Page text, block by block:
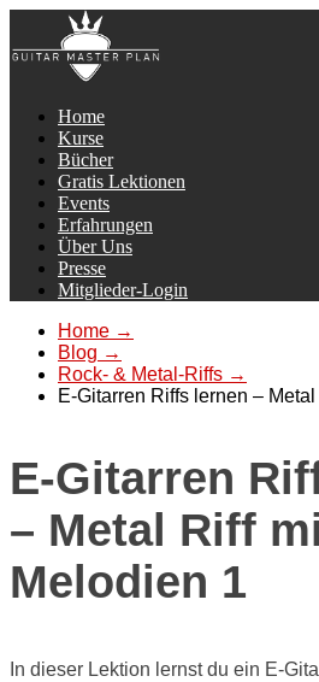
Home
Kurse
Bücher
Gratis Lektionen
Events
Erfahrungen
Über Uns
Presse
Mitglieder-Login
Home →
Blog →
Rock- & Metal-Riffs →
E-Gitarren Riffs lernen –
E-Gitarren
– Metal Riff
Melodien 1
In dieser Lektion lernst du ein E-